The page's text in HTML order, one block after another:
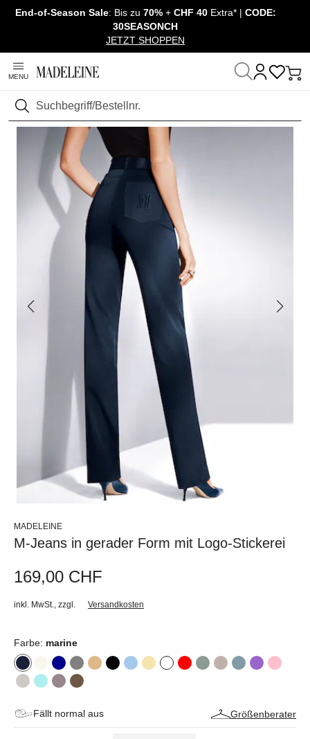
Navigation überspringen, direkt zum Inhalt
End-of-Season Sale: Bis zu 70%+ CHF 40 Extra* | CODE:
30SEASONCH
JETZT SHOPPEN
MENU
Suchen
Startseite Mode Hosen
MADELEINE
M-Jeans in gerader Form mit Logo-Stickerei
169,00 CHF
inkl. MwSt. zzgl. Versandkosten
Farbe: marine
Fällt normal aus Größenberater